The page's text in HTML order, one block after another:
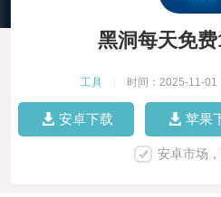
黑洞每天免
工具 时间：2025-11-01
安卓下载 苹果
安卓市场